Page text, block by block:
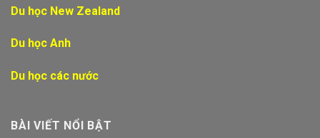
Du học New Zealand
Du học Anh
Du học các nước
BÀI VIẾT NỔI BẬT